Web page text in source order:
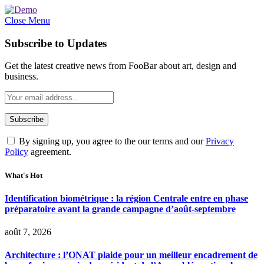
Close Menu
Subscribe to Updates
Get the latest creative news from FooBar about art, design and
business.
By signing up, you agree to the our terms and ourPrivacy
Policy agreement.
What's Hot
Identification biométrique : la région Centrale entre en phase
préparatoire avant la grande campagne d’août-septembre
août 7, 2026
Architecture : l’ONAT plaide pour un meilleur encadrement de